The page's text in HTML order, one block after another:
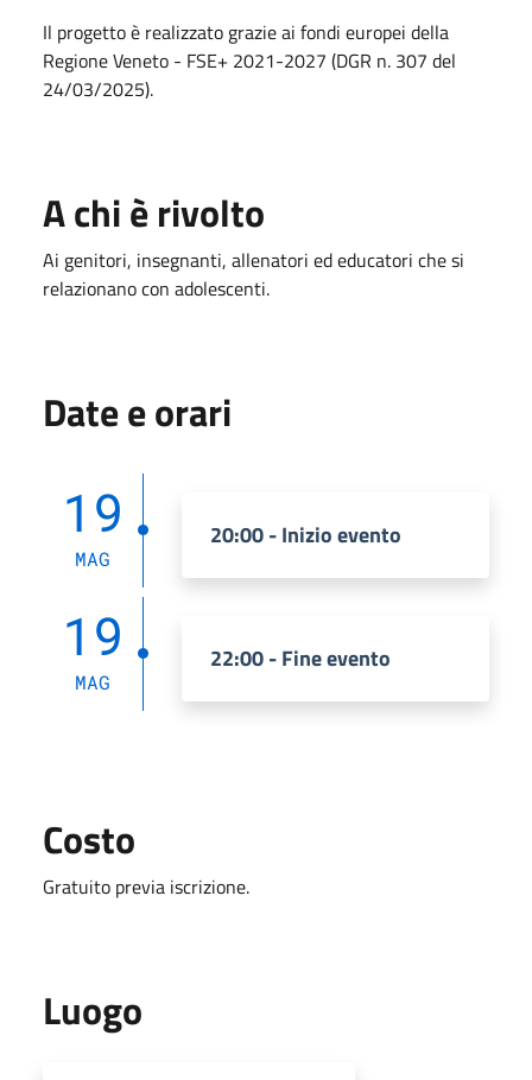
Il progetto è realizzato grazie ai fondi europei della
Regione Veneto - FSE+ 2021-2027 (DGR n. 307 del
24/03/2025).
A chi è rivolto
Ai genitori, insegnanti, allenatori ed educatori che si
relazionano con adolescenti.
Date e orari
19
MAG
20:00 - Inizio evento
19
MAG
22:00 - Fine evento
Costo
Gratuito previa iscrizione.
Luogo